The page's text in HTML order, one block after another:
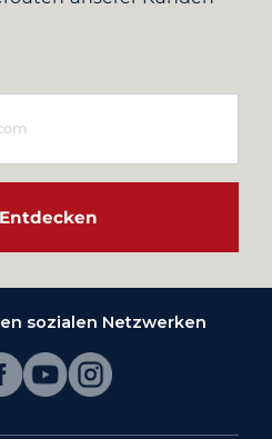
sozialen Netzwerken